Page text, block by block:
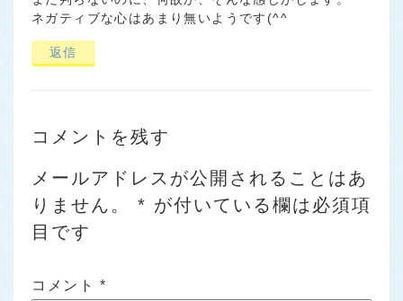
ネガティブな心はあまり無いようです(^^ゞ
返信
コメントを残す
メールアドレスが公開されることはあ
りません。
* が付いている欄は必須項
目です
コメント *